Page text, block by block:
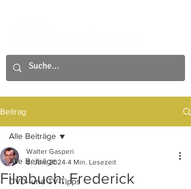
Beitrag
Alle Beiträge
DVD- und TV-Tipps
Alle Beiträge
Filmbuch: Frederick
Walter Gasperi
8. Jan. 2024 4 Min. Lesezeit